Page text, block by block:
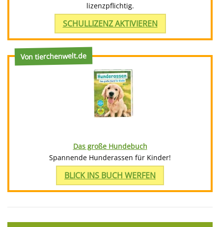
lizenzpflichtig.
SCHULLIZENZ AKTIVIEREN
Von tierchenwelt.de
Das große Hundebuch
Spannende Hunderassen für Kinder!
BLICK INS BUCH WERFEN